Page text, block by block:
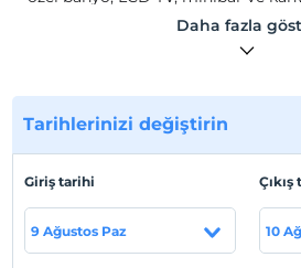
Odaların tümünde ücretsiz Wi-Fi
Güne Boğaz manzaralı Roof
ve Akdeniz mutfaklarından
kahve seçenekleri ve Yazgan şarap
dekora ve özel tasarım mobilyalara
özel banyo, LCD TV, minibar ve
Odaların tümünde ücretsiz Wi-Fi
Daha fazla
Tarihlerinizi değiştirin
Giriş tarihi
9 Ağustos Paz 10